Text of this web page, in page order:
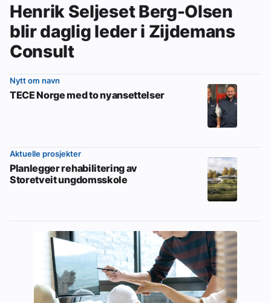
Henrik Seljeset Berg-Olsen
blir daglig leder i Zijdemans
Consult
Nytt om navn
TECE Norge med to nyansettelser
Aktuelle prosjekter
Planlegger rehabilitering av
Storetveit ungdomsskole